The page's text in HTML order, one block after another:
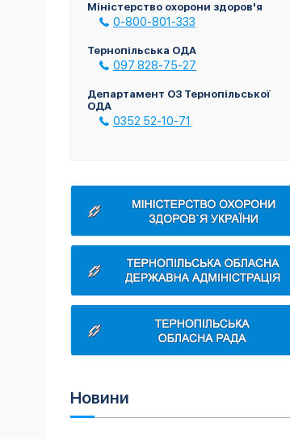
Міністерство охорони здоров'я
0-800-801-333
Тернопільська ОДА
097 828-75-27
Департамент ОЗ Тернопільської
ОДА
0352 52-10-71
Новини